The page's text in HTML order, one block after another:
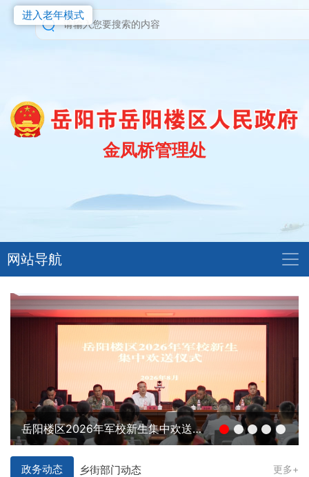
进入老年模式
金凤桥管理处
网站导航
岳阳楼区2026年军校新生集中欢送仪式举行
政务动态 乡街部门动态 更多+